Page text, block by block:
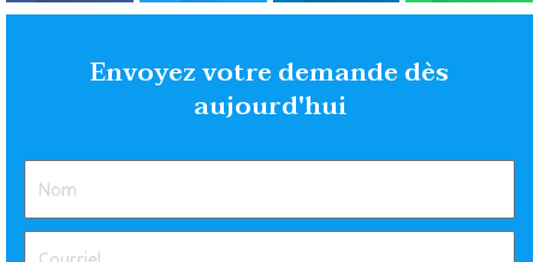
Envoyez votre demande dès
aujourd'hui